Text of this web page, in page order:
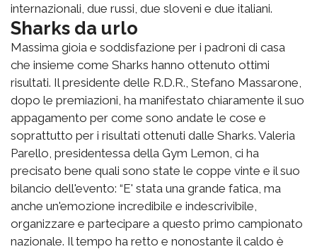
internazionali, due russi, due sloveni e due italiani.
Sharks da urlo
Massima gioia e soddisfazione per i padroni di casa
che insieme come Sharks hanno ottenuto ottimi
risultati. Il presidente delle R.D.R., Stefano Massarone,
dopo le premiazioni, ha manifestato chiaramente il suo
appagamento per come sono andate le cose e
soprattutto per i risultati ottenuti dalle Sharks. Valeria
Parello, presidentessa della Gym Lemon, ci ha
precisato bene quali sono state le coppe vinte e il suo
bilancio dell'evento: “E' stata una grande fatica, ma
anche un'emozione incredibile e indescrivibile,
organizzare e partecipare a questo primo campionato
nazionale. Il tempo ha retto e nonostante il caldo è